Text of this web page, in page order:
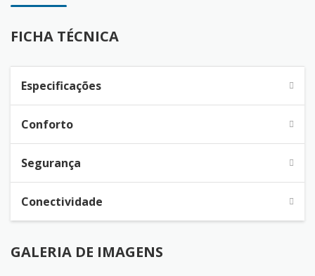
FICHA TÉCNICA
Especificações
Conforto
Segurança
Conectividade
GALERIA DE IMAGENS